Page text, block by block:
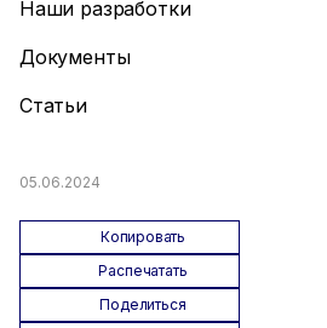
Наши разработки
Документы
Статьи
05.06.2024
Копировать
Распечатать
Поделиться